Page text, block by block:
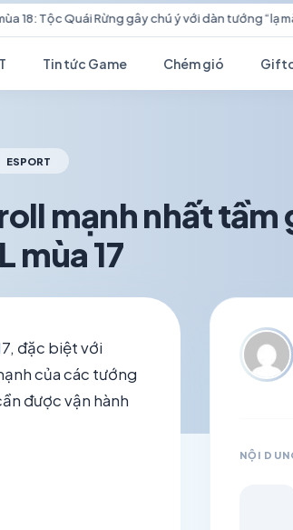
chú ý với dàn tướng “lạ mà quen”
Tin tức Game Chém gió
ESPORT
mạnh nhất tầm
mùa 17
đặc biệt với
của các tướng
được vận hành
NỘI